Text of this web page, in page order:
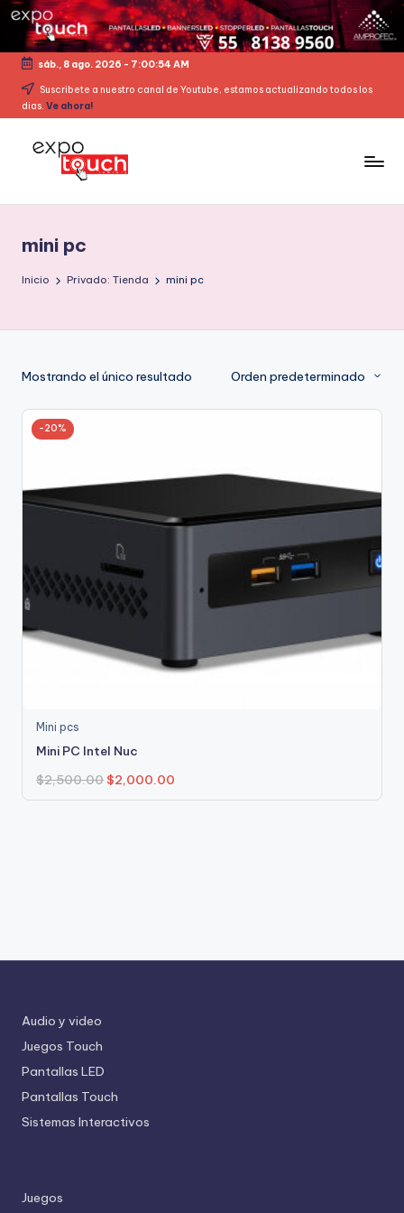
sáb., 8 ago. 2026 - 7:00:54 AM
Suscribete a nuestro canal de Youtube, estamos actualizando todos los
dias. Ve ahora!
mini pc
Inicio Privado: Tienda mini pc
Mostrando el único resultado Orden predeterminado
-20%
Mini pcs
Mini PC Intel Nuc
$2,500.00 $2,000.00
Audio y video
Juegos Touch
Pantallas LED
Pantallas Touch
Sistemas Interactivos
Juegos